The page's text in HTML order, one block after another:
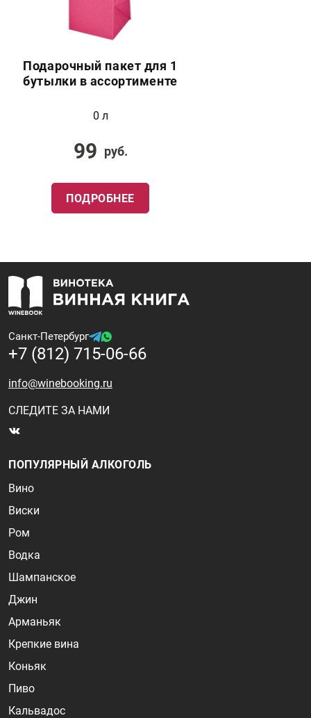
Подарочный пакет для 1
бутылки в ассортименте
0 л
99 руб.
ПОДРОБНЕЕ
Санкт-Петербург
+7 (812) 715-06-66
info@winebooking.ru
СЛЕДИТЕ ЗА НАМИ
ПОПУЛЯРНЫЙ АЛКОГОЛЬ
Вино
Виски
Ром
Водка
Шампанское
Джин
Арманьяк
Крепкие вина
Коньяк
Пиво
Кальвадос